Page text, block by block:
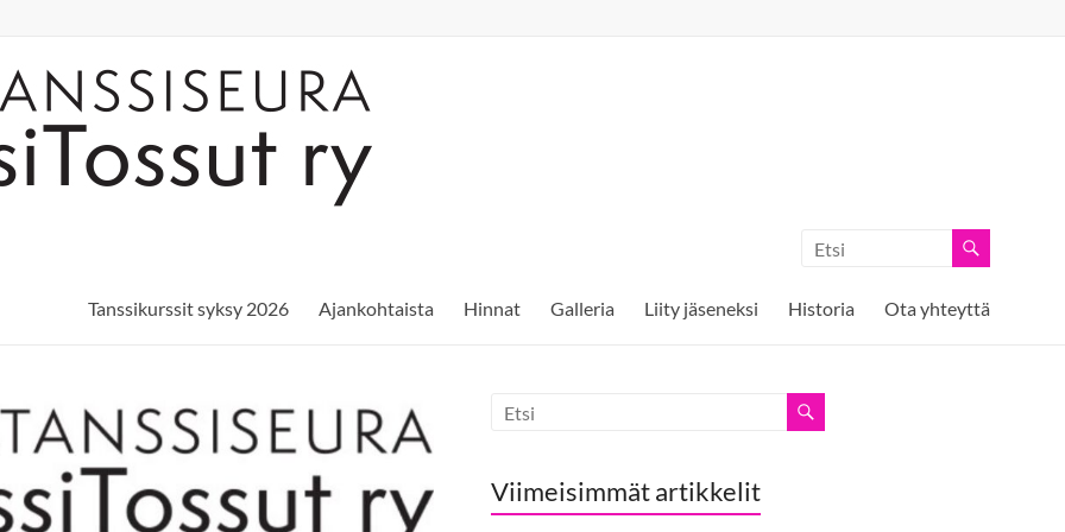
Tanssikurssit syksy 2026 Ajankohtaista Hinnat Galleria Liity jäseneksi Historia Ota yhteyttä
Viimeisimmät artikkelit